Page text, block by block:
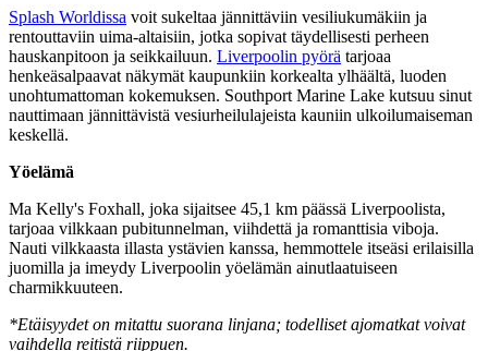
Splash Worldissa voit sukeltaa jännittäviin vesiliukumäkiin ja
rentouttaviin uima-altaisiin, jotka sopivat täydellisesti perheen
hauskanpitoon ja seikkailuun. Liverpoolin pyörä tarjoaa
henkeäsalpaavat näkymät kaupunkiin korkealta ylhäältä, luoden
unohtumattoman kokemuksen. Southport Marine Lake kutsuu sinut
nauttimaan jännittävistä vesiurheilulajeista kauniin ulkoilumaiseman
keskellä.
Yöelämä
Ma Kelly's Foxhall, joka sijaitsee 45,1 km päässä Liverpoolista,
tarjoaa vilkkaan pubitunnelman, viihdettä ja romanttisia viboja.
Nauti vilkkaasta illasta ystävien kanssa, hemmottele itseäsi erilaisilla
juomilla ja imeydy Liverpoolin yöelämän ainutlaatuiseen
charmikkuuteen.
*Etäisyydet on mitattu suorana linjana; todelliset ajomatkat voivat
vaihdella reitistä riippuen.